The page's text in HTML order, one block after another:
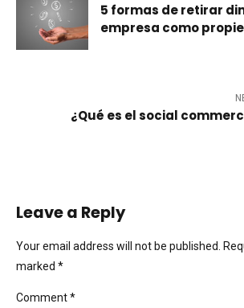
5 formas de retirar
empresa como
¿Qué es el social
Leave a Reply
Your email address will not be published.
marked *
Comment*